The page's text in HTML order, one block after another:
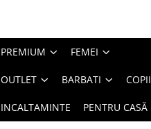
PREMIUM FEMEI
OUTLET BARBATI COPII
INCALTAMINTE PENTRU CASĂ